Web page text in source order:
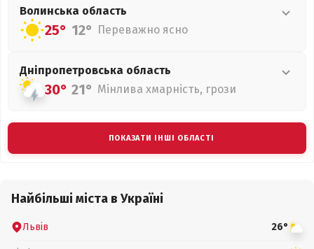
Волинська область
25° 12° Переважно ясно
Дніпропетровська область
30° 21° Мінлива хмарність, грози
ПОКАЗАТИ ІНШІ ОБЛАСТІ
Найбільші міста в Україні
Львів 26°